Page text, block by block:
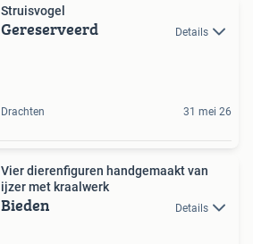
Struisvogel
Gereserveerd Details
Drachten 31 mei 26
Vier dierenfiguren handgemaakt van
ijzer met kraalwerk
Bieden Details